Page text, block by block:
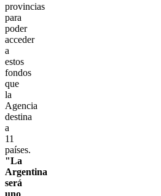
provincias
para
poder
acceder
a
estos
fondos
que
la
Agencia
destina
a
11
países.
"La
Argentina
será